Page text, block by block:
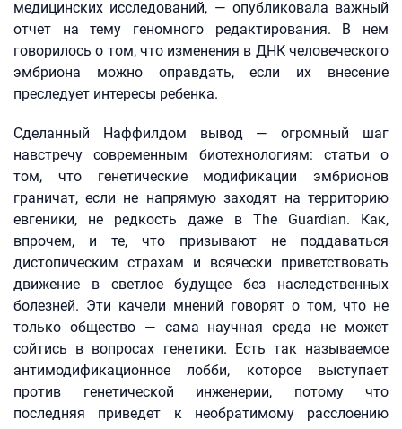
медицинских исследований, — опубликовала важный
отчет на тему геномного редактирования. В нем
говорилось о том, что изменения в ДНК человеческого
эмбриона можно оправдать, если их внесение
преследует интересы ребенка.
Сделанный Наффилдом вывод — огромный шаг
навстречу современным биотехнологиям: статьи о
том, что генетические модификации эмбрионов
граничат, если не напрямую заходят на территорию
евгеники, не редкость даже в The Guardian. Как,
впрочем, и те, что призывают не поддаваться
дистопическим страхам и всячески приветствовать
движение в светлое будущее без наследственных
болезней. Эти качели мнений говорят о том, что не
только общество — сама научная среда не может
сойтись в вопросах генетики. Есть так называемое
антимодификационное лобби, которое выступает
против генетической инженерии, потому что
последняя приведет к необратимому расслоению